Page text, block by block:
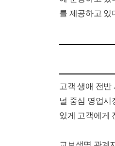
를 제공하고 있
고객 생애 전반
널 중심 영업
있게 고객에게